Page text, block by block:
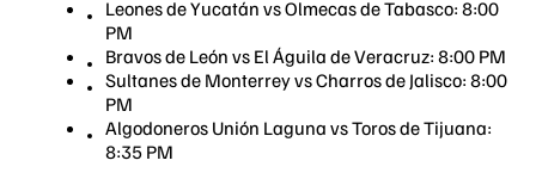
Leones de Yucatán vs Olmecas de Tabasco: 8:00
PM
Bravos de León vs El Águila de Veracruz: 8:00 PM
Sultanes de Monterrey vs Charros de Jalisco: 8:00
PM
Algodoneros Unión Laguna vs Toros de Tijuana:
8:35 PM